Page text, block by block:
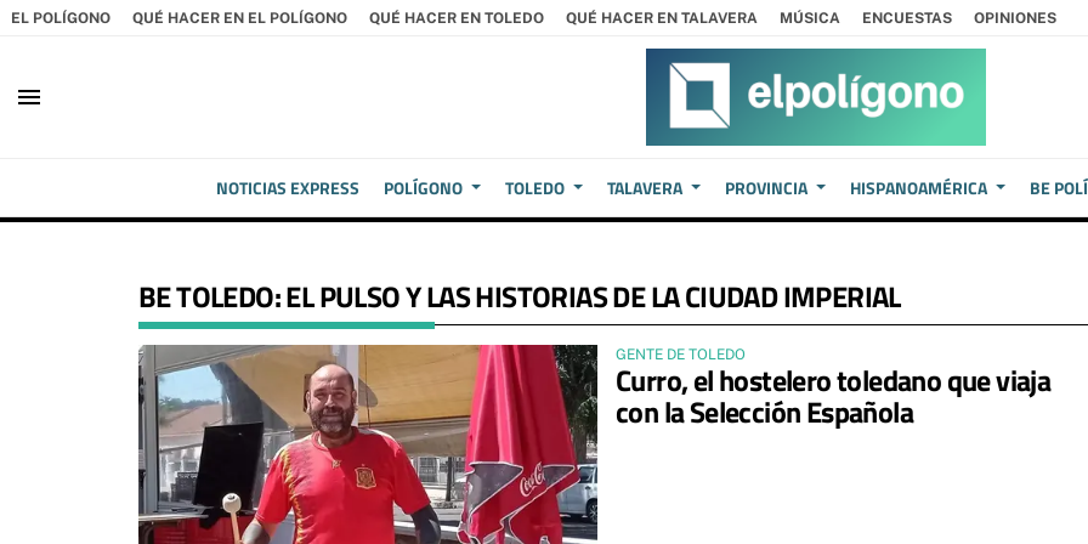
EL POLÍGONO QUÉ HACER EN EL POLÍGONO QUÉ HACER EN TOLEDO QUÉ HACER EN TALAVERA MÚSICA ENCUESTAS OPINIONES
menu
NOTICIAS EXPRESS POLÍGONO TOLEDO TALAVERA PROVINCIA HISPANOAMÉRICA BE
BE TOLEDO: EL PULSO Y LAS HISTORIAS DE LA CIUDAD IMPERIAL
GENTE DE TOLEDO
Curro, el hostelero toledano que viaja
con la Selección Española